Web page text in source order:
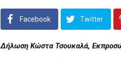
Facebook Twitter
Δήλωση Κώστα Τσουκαλά,